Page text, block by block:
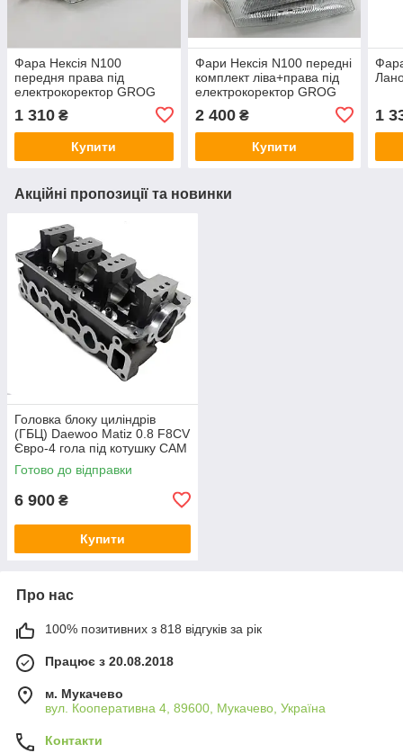
Фара Нексія N100
передня права під
електрокоректор GROG
1 310 ₴
Купити
Фари Нексія N100 передні
комплект ліва+права під
електрокоректор GROG
96175344
2 400₴
Купити
1
Акційні пропозиції та новинки
Головка блоку циліндрів
(ГБЦ) Daewoo Matiz 0.8 F8CV
Євро-4 гола під котушку CAM
96659547 відновлює
компресію
Готово до відправки
6 900 ₴
Купити
Про нас
100% позитивних з 818 відгуків за рік
Працює з 20.08.2018
м. Мукачево
вул. Кооперативна 4, 89600, Мукачево, Україна
Контакти